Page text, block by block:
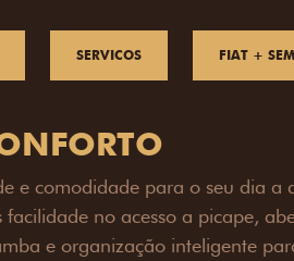
SERVICOS FIAT +
ROAD
para qualquer desafio. O
para até 3,5 toneladas,
oferecendo mais